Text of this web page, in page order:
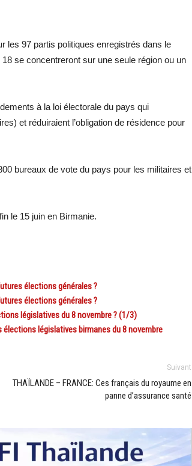
les 97 partis politiques enregistrés dans le
se concentreront sur une seule région ou un
à la loi électorale du pays qui
et réduiraient l’obligation de résidence pour
bureaux de vote du pays pour les militaires et
le 15 juin en Birmanie.
élections générales ?
élections générales ?
législatives du 8 novembre ? (1/3)
élections législatives birmanes du 8 novembre
Suivant
THAÏLANDE – FRANCE: Ces français du royaume en
panne d’assurance santé